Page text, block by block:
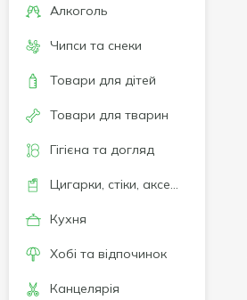
Алкоголь
Чипси та снеки
Товари для дітей
Товари для тварин
Гігієна та догляд
Цигарки, стіки, аксесуари
Кухня
Хобі та відпочинок
Канцелярія